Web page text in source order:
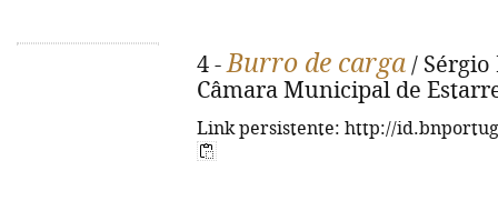
4 -Burro de carga / Sérgio
Câmara Municipal de
Link persistente: http://